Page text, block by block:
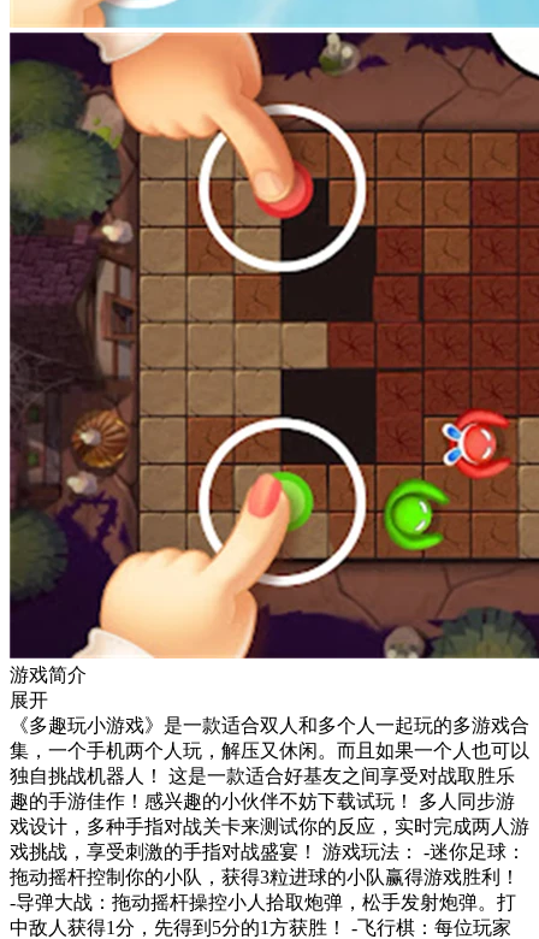
游戏简介
展开
《多趣玩小游戏》是一款适合双人和多个人一起玩的多游戏合
集，一个手机两个人玩，解压又休闲。而且如果一个人也可以
独自挑战机器人！ 这是一款适合好基友之间享受对战取胜乐
趣的手游佳作！感兴趣的小伙伴不妨下载试玩！ 多人同步游
戏设计，多种手指对战关卡来测试你的反应，实时完成两人游
戏挑战，享受刺激的手指对战盛宴！ 游戏玩法： -迷你足球：
拖动摇杆控制你的小队，获得3粒进球的小队赢得游戏胜利！
-导弹大战：拖动摇杆操控小人拾取炮弹，松手发射炮弹。打
中敌人获得1分，先得到5分的1方获胜！ -飞行棋：每位玩家